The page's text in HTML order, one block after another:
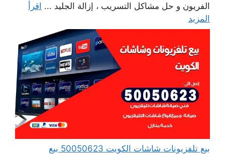
الفريون و حل مشاكل التسريب ، إزالة الجليد ... اقرأ
المزيد
بيع تلفزيونات شاشات الكويت 50050623 بيع